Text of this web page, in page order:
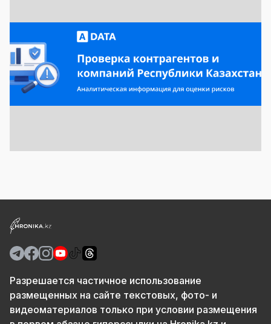
Разрешается частичное использование
размещенных на сайте текстовых, фото- и
видеоматериалов только при условии размещения